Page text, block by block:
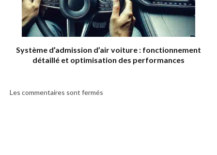
Système d’admission d’air voiture : fonctionnement
détaillé et optimisation des performances
Les commentaires sont fermés